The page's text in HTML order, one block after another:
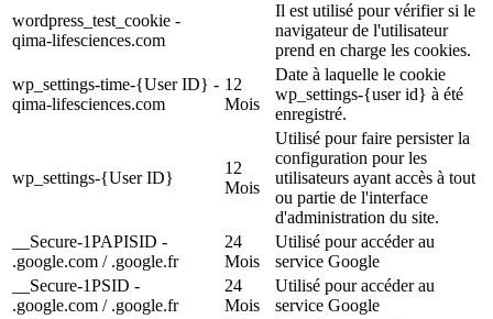
wordpress_test_cookie -
qima-lifesciences.com
Il est utilisé pour vérifier si le
navigateur de l'utilisateur
prend en charge les cookies.
wp_settings-time-{User ID} -
qima-lifesciences.com
12
Mois
Date à laquelle le cookie
wp_settings-{user id} à été
enregistré.
wp_settings-{User ID}
12
Mois
Utilisé pour faire persister la
configuration pour les
utilisateurs ayant accès à tout
ou partie de l'interface
d'administration du site.
__Secure-1PAPISID -
.google.com / .google.fr
24
Mois
Utilisé pour accéder au
service Google
__Secure-1PSID -
.google.com / .google.fr
24
Mois
Utilisé pour accéder au
service Google